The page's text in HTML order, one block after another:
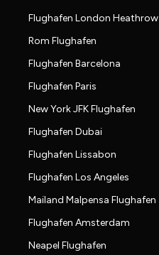
Flughafen London Heathrow
Rom Flughafen
Flughafen Barcelona
Flughafen Paris
New York JFK Flughafen
Flughafen Dubai
Flughafen Lissabon
Flughafen Los Angeles
Mailand Malpensa Flughafen
Flughafen Amsterdam
Neapel Flughafen